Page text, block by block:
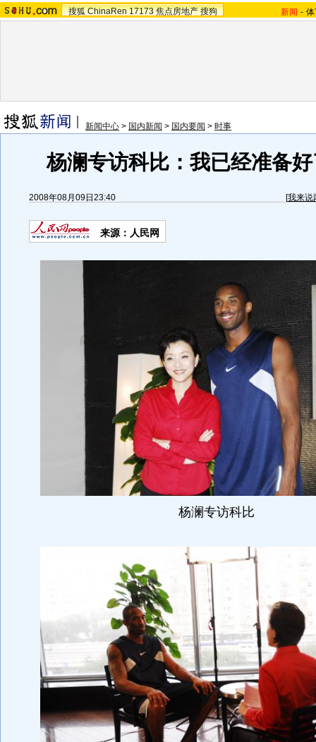
搜狐 ChinaRen 17173 焦点房地产 搜狗 新闻 -
新闻中心 > 国内新闻 > 国内要闻 > 时事
杨澜专访科比：我已经准备
2008年08月09日23:40 [我来说
来源：人民网
杨澜专访科比